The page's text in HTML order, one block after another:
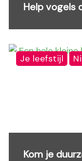
Help vogels
Je leefstijl
Kom je